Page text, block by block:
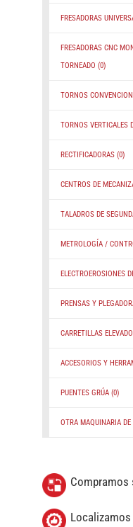
FRESADORAS
FRESADORAS CNC
TORNEADO (0)
TORNOS
TORNOS VERTICALES
RECTIFICADORAS (0)
CENTROS DE
TALADROS DE
METROLOGÍA /
ELECTROEROSIONES
PRENSAS Y
CARRETILLAS
ACCESORIOS Y
PUENTES GRÚA (0)
OTRA MAQUINARIA
Compramos